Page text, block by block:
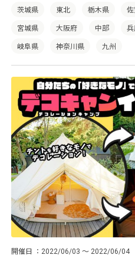
ANNIVERSARY SALE」、酒
ANNIVERSARY SALE」を開
茨城県 東北 栃木県
宮城県 大阪府 中部
岐阜県 神奈川県 九州
開催日 2022/06/03 ～ 2022/06/04